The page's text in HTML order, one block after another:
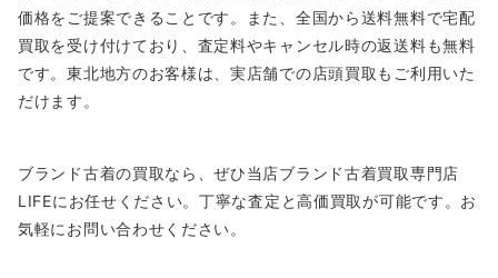
価格をご提案できることです。また、全国から送料無料で宅配
買取を受け付けており、査定料やキャンセル時の返送料も無料
です。東北地方のお客様は、実店舗での店頭買取もご利用いた
だけます。
ブランド古着の買取なら、ぜひ当店ブランド古着買取専門店
LIFEにお任せください。丁寧な査定と高価買取が可能です。お
気軽にお問い合わせください。